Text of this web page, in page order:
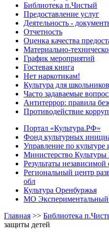
Библиотека п.Чистый
Предоставление услуг
Деятельность -
Отчетность
Оценка качества
Материально-
График мероприятий
Гостевая книга
Нет наркотикам!
Культура для школьников
Часто задаваемые
Антитеррор: правила
Противодействие
Портал «Культура.РФ»
Фонд культурных
Управление по
Министерство
Результаты независимой
Региональный центр
обл
Культура Оренбуржья
МО Экспериментальный
Главная >> Библиотека
защиты детей